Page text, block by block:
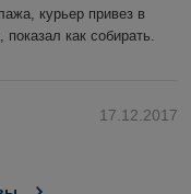
курьер привез в
как собирать.
17.12.2017